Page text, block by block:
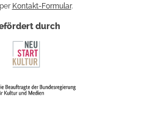
Kontakt-Formular.
durch